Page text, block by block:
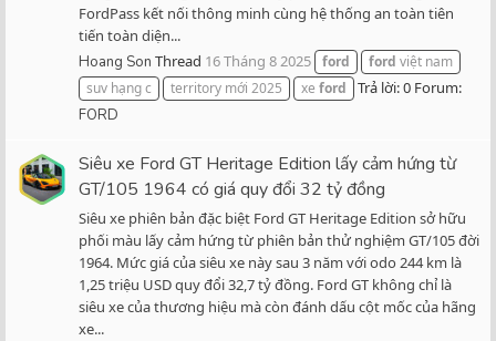
FordPass kết nối thông minh cùng hệ thống an toàn tiên
tiến toàn diện...
Hoang Son Thread 16 Tháng 8 2025 ford ford việt nam
suv hạng c
territory mới 2025 xe ford Trả lời: 0 Forum:
FORD
Siêu xe Ford GT Heritage Edition lấy cảm hứng từ
GT/105 1964 có giá quy đổi 32 tỷ đồng
Siêu xe phiên bản đặc biệt Ford GT Heritage Edition sở hữu
phối màu lấy cảm hứng từ phiên bản thử nghiệm GT/105 đời
1964. Mức giá của siêu xe này sau 3 năm với odo 244 km là
1,25 triệu USD quy đổi 32,7 tỷ đồng. Ford GT không chỉ là
siêu xe của thương hiệu mà còn đánh dấu cột mốc của hãng
xe...